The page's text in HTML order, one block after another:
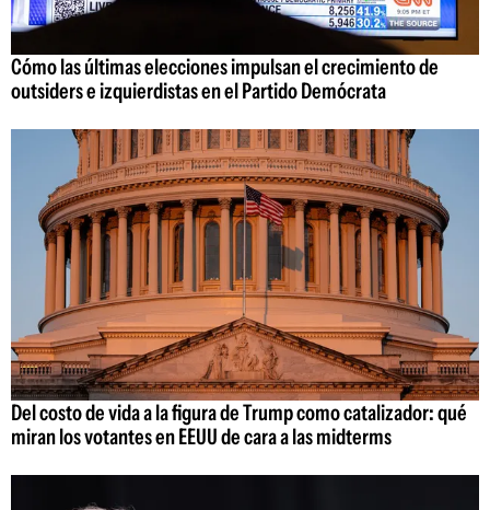
Cómo las últimas elecciones impulsan el crecimiento de
outsiders e izquierdistas en el Partido Demócrata
Del costo de vida a la figura de Trump como catalizador: qué
miran los votantes en EEUU de cara a las midterms